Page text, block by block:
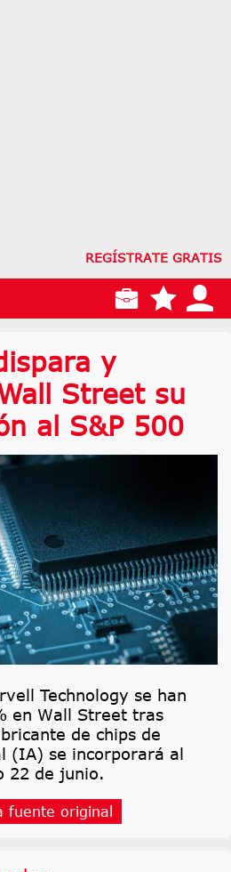
REGÍSTRATE GRATIS
y
Street su
al S&P 500
Technology se han
en Wall Street tras
de chips de
(IA) se incorporará al
22 de junio.
fuente original